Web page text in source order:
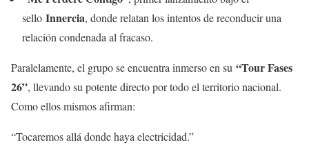
sello Innercia, donde relatan los intentos de reconducir una
relación condenada al fracaso.
Paralelamente, el grupo se encuentra inmerso en su “Tour Fases
26”, llevando su potente directo por todo el territorio nacional.
Como ellos mismos afirman:
“Tocaremos allá donde haya electricidad.”